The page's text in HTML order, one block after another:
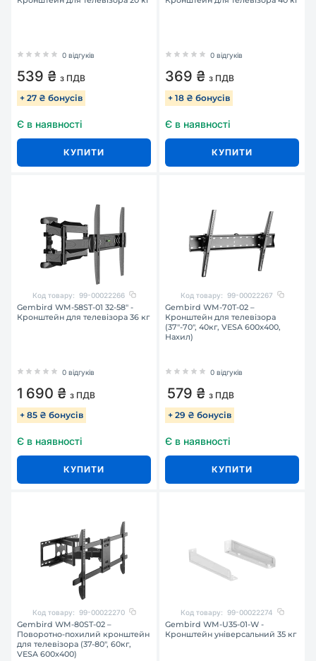
0 відгуків
539 ₴ з ПДВ
+ 27 ₴ бонусів
Є в наявності
КУПИТИ
0 відгуків
369 ₴ з ПДВ
+ 18 ₴ бонусів
Є в наявності
КУПИТИ
Код товару: 99-00022266
Gembird WM-58ST-01 32-58" -
Кронштейн для телевізора 36 кг
0 відгуків
1 690 ₴ з ПДВ
+ 85 ₴ бонусів
Є в наявності
КУПИТИ
Код товару: 99-00022267
Gembird WM-70T-02 –
Кронштейн для телевізора
(37"-70", 40кг, VESA 600x400,
Нахил)
0 відгуків
579 ₴ з ПДВ
+ 29 ₴ бонусів
Є в наявності
КУПИТИ
Код товару: 99-00022270
Gembird WM-80ST-02 –
Поворотно-похилий кронштейн
для телевізора (37-80", 60кг,
VESA 600x400)
Код товару: 99-00022274
Gembird WM-U35-01-W -
Кронштейн універсальний 35 кг